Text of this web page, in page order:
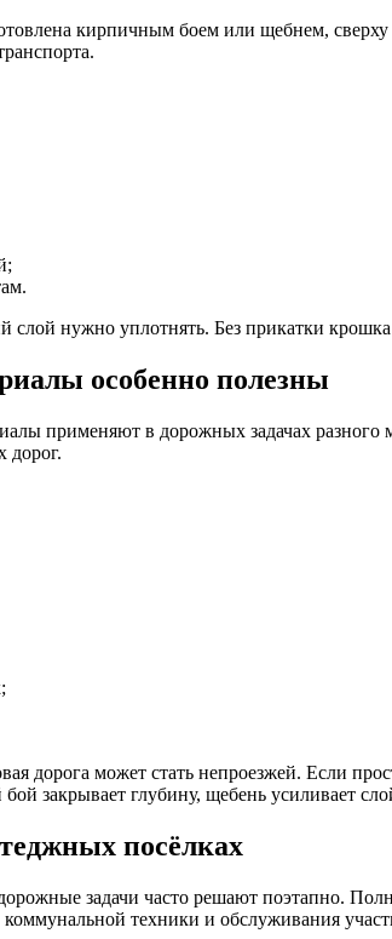
кирпичным боем или щебнем,
слой нужно уплотнять. Без прикатки
особенно полезны
применяют в дорожных задачах
дорог.
дорога может стать непроезжей. Если
закрывает глубину, щебень усиливает
посёлках
задачи часто решают поэтапно.
техники и обслуживания